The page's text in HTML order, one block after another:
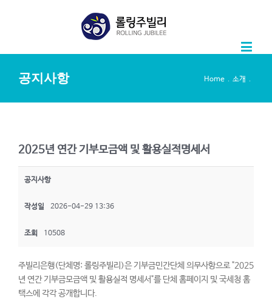
공지사항 Home 소개
2025년 연간 기부모금액 및 활용실적명세서
공지사항
작성일 2026-04-29 13:36
조회 10508
주빌리은행(단체명: 롤링주빌리)은 기부금민간단체 의무사항으로 "2025
년 연간 기부금모금액 및 활용실적 명세서"를 단체 홈페이지 및 국세청 홈
택스에 각각 공개합니다.